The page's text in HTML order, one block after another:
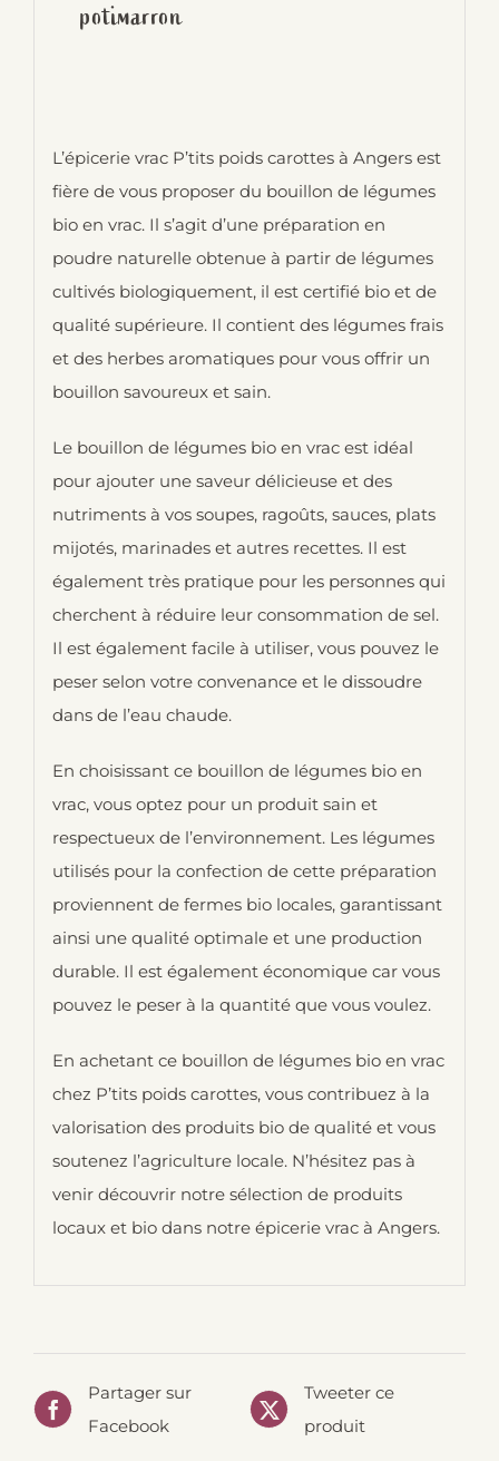
potimarron
L’épicerie vrac P’tits poids carottes à Angers est
fière de vous proposer du bouillon de légumes
bio en vrac. Il s’agit d’une préparation en
poudre naturelle obtenue à partir de légumes
cultivés biologiquement, il est certifié bio et de
qualité supérieure. Il contient des légumes frais
et des herbes aromatiques pour vous offrir un
bouillon savoureux et sain.
Le bouillon de légumes bio en vrac est idéal
pour ajouter une saveur délicieuse et des
nutriments à vos soupes, ragoûts, sauces, plats
mijotés, marinades et autres recettes. Il est
également très pratique pour les personnes qui
cherchent à réduire leur consommation de sel.
Il est également facile à utiliser, vous pouvez le
peser selon votre convenance et le dissoudre
dans de l’eau chaude.
En choisissant ce bouillon de légumes bio en
vrac, vous optez pour un produit sain et
respectueux de l’environnement. Les légumes
utilisés pour la confection de cette préparation
proviennent de fermes bio locales, garantissant
ainsi une qualité optimale et une production
durable. Il est également économique car vous
pouvez le peser à la quantité que vous voulez.
En achetant ce bouillon de légumes bio en vrac
chez P’tits poids carottes, vous contribuez à la
valorisation des produits bio de qualité et vous
soutenez l’agriculture locale. N’hésitez pas à
venir découvrir notre sélection de produits
locaux et bio dans notre épicerie vrac à Angers.
Partager sur
Facebook
Tweeter ce
produit